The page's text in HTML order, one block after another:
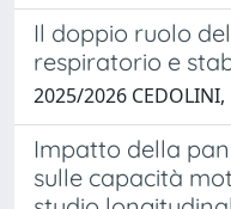
Il doppio ruolo
respiratorio e
2025/2026 CEDOLINI,
Impatto della
sulle capacità